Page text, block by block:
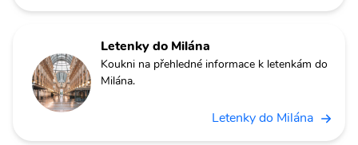
Letenky do Milána
Koukni na přehledné informace k letenkám do
Milána.
Letenky do Milána